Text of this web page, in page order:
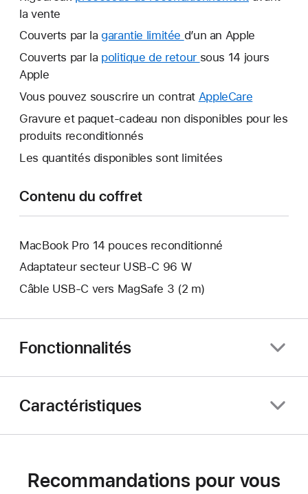
la vente
Couverts par la garantie limitée Une
nouvelle
d’un an Apple
Couverts par la politique de retour Une
fenêtre
sous 14 jours
Apple
Vous pouvez souscrire un contrat AppleCare
nouvelle
Gravure et paquet-cadeau non disponibles pour les
produits reconditionnés
Les quantités disponibles sont limitées
Contenu du coffret
MacBook Pro 14 pouces reconditionné
Adaptateur secteur USB‑C 96 W
Câble USB-C vers MagSafe 3 (2 m)
Fonctionnalités
Caractéristiques
Recommandations pour vous